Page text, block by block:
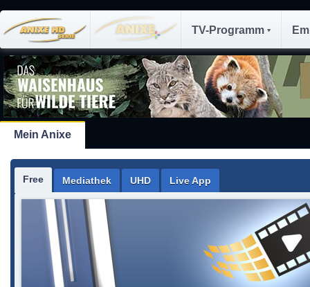
TV-Programm
Mein Anixe
Free Mediathek UHD Live App